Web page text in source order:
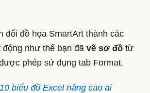
đổi đồ họa SmartArt thành các
động như thể bạn đã vẽ sơ đồ từ
phép sử dụng tab Format.
10 biểu đồ Excel nâng cao ai